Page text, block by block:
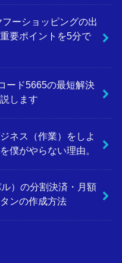
フーショッピングの出
要ポイントを5分で
ード5665の最短解決
します
ネス（作業）をしよ
僕がやらない理由。
）の分割決済・月額
ンの作成方法